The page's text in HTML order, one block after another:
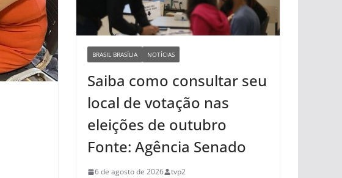
BRASIL BRASÍLIA NOTÍCIAS
Saiba como consultar seu
local de votação nas
eleições de outubro
Fonte: Agência Senado
6 de agosto de 2026 tvp2